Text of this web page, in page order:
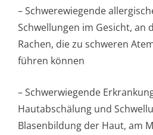
– Schwerewiegende
Schwellungen im Gesicht, an
Rachen, die zu schweren
führen können
– Schwerwiegende
Hautabschälung und
Blasenbildung der Haut, am